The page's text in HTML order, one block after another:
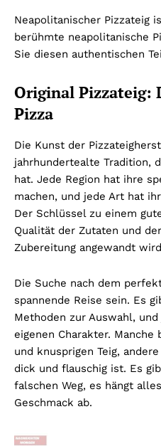
Neapolitanischer Pizzateig
berühmte neapolitanische
Sie diesen authentischen
Original Pizzateig:
Pizza
Die Kunst der
jahrhundertealte Tradition,
hat. Jede Region hat ihre
machen, und jede Art hat
Der Schlüssel zu einem
Qualität der Zutaten und
Zubereitung angewandt
Die Suche nach dem
spannende Reise sein. Es
Methoden zur Auswahl,
eigenen Charakter. Manche
und knusprigen Teig,
dick und flauschig ist. Es
falschen Weg, es hängt
Geschmack ab.